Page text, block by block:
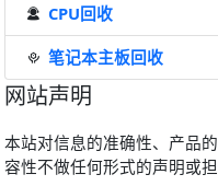
CPU回收
笔记本主板回收
网站声明
本站对信息的准确性、产品
容性不做任何形式的声明或担